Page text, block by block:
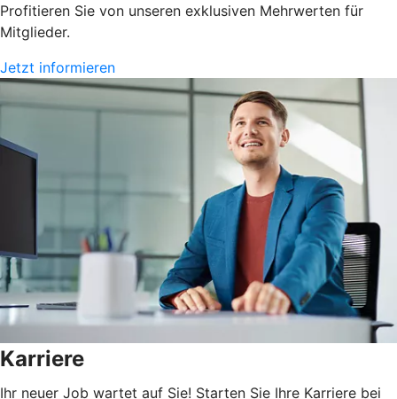
Profitieren Sie von unseren exklusiven Mehrwerten für
Mitglieder.
Jetzt informieren
Karriere
Ihr neuer Job wartet auf Sie! Starten Sie Ihre Karriere bei